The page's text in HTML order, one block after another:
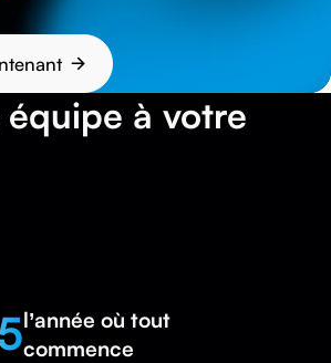
à votre
l’année où tout
commence